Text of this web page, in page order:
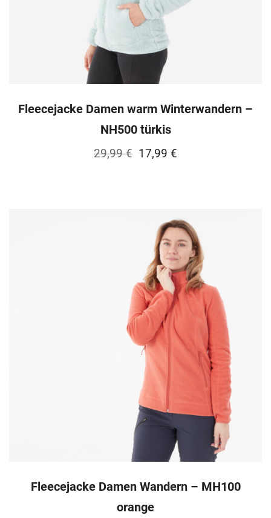
Fleecejacke Damen warm Winterwandern –
NH500 türkis
29,99€ Ursprünglicher
17,99 €
Fleecejacke Damen Wandern – MH100
orange